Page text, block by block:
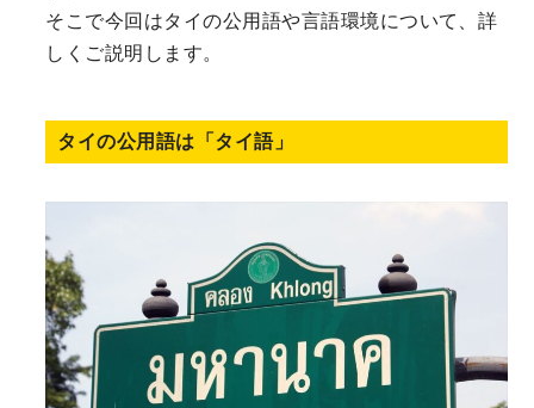
そこで今回はタイの公用語や言語環境について、詳
しくご説明します。
タイの公用語は「タイ語」